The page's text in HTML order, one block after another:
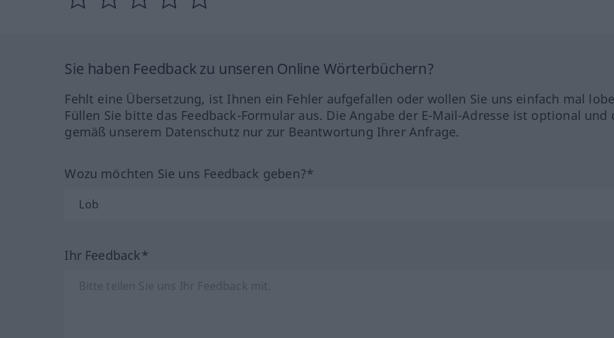
Sie haben Feedback zu unseren Online Wörterbüchern?
Fehlt eine Übersetzung, ist Ihnen ein Fehler aufgefallen oder wollen Sie uns einfach mal
Füllen Sie bitte das Feedback-Formular aus. Die Angabe der E-Mail-Adresse ist optional und
gemäß unserem Datenschutz nur zur Beantwortung Ihrer Anfrage.
Wozu möchten Sie uns Feedback geben?*
Ihr Feedback*